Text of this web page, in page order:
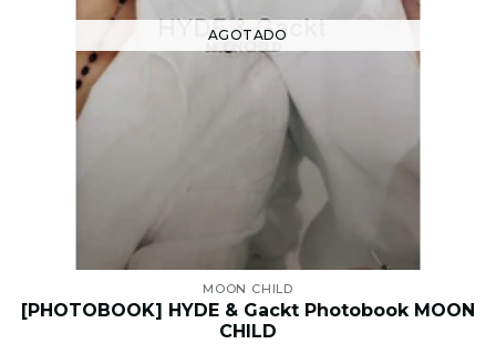
AGOTADO
MOON CHILD
[PHOTOBOOK] HYDE & Gackt Photobook MOON
CHILD